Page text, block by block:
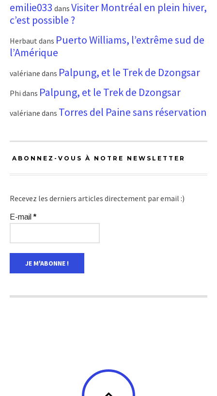
emilie033 dans Visiter Montréal en plein hiver,
c’est possible ?
Herbaut dans Puerto Williams, l’extrême sud de
l’Amérique
valériane dans Palpung, et le Trek de Dzongsar
Phi dans Palpung, et le Trek de Dzongsar
valériane dans Torres del Paine sans réservation
ABONNEZ-VOUS À NOTRE NEWSLETTER
Recevez les derniers articles directement par email :)
E-mail*